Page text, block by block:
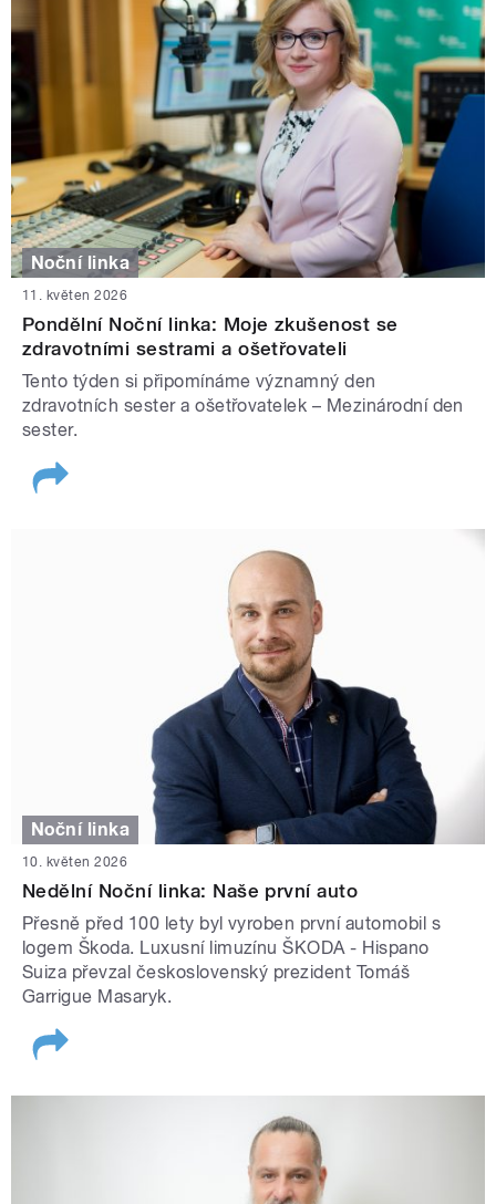
Noční linka
11. květen 2026
Pondělní Noční linka: Moje zkušenost se
zdravotními sestrami a ošetřovateli
Tento týden si připomínáme významný den
zdravotních sester a ošetřovatelek – Mezinárodní den
sester.
Noční linka
10. květen 2026
Nedělní Noční linka: Naše první auto
Přesně před 100 lety byl vyroben první automobil s
logem Škoda. Luxusní limuzínu ŠKODA - Hispano
Suiza převzal československý prezident Tomáš
Garrigue Masaryk.